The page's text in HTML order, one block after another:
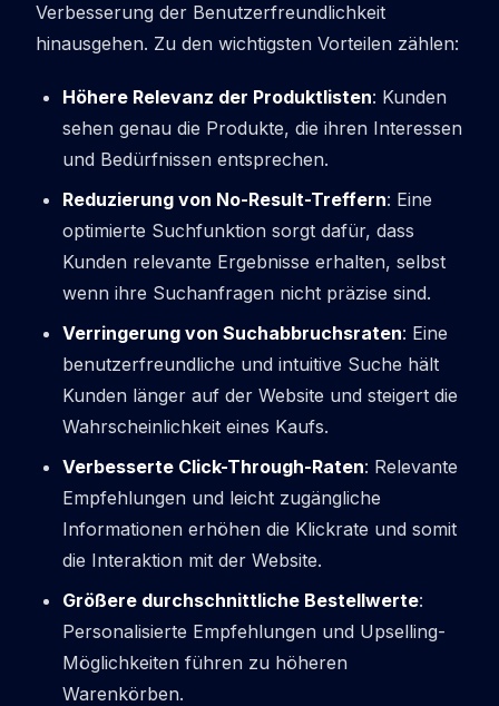
Verbesserung der Benutzerfreundlichkeit
hinausgehen. Zu den wichtigsten Vorteilen zählen:
Höhere Relevanz der Produktlisten: Kunden
sehen genau die Produkte, die ihren Interessen
und Bedürfnissen entsprechen.
Reduzierung von No-Result-Treffern: Eine
optimierte Suchfunktion sorgt dafür, dass
Kunden relevante Ergebnisse erhalten, selbst
wenn ihre Suchanfragen nicht präzise sind.
Verringerung von Suchabbruchsraten: Eine
benutzerfreundliche und intuitive Suche hält
Kunden länger auf der Website und steigert die
Wahrscheinlichkeit eines Kaufs.
Verbesserte Click-Through-Raten: Relevante
Empfehlungen und leicht zugängliche
Informationen erhöhen die Klickrate und somit
die Interaktion mit der Website.
Größere durchschnittliche Bestellwerte:
Personalisierte Empfehlungen und Upselling-
Möglichkeiten führen zu höheren
Warenkörben.